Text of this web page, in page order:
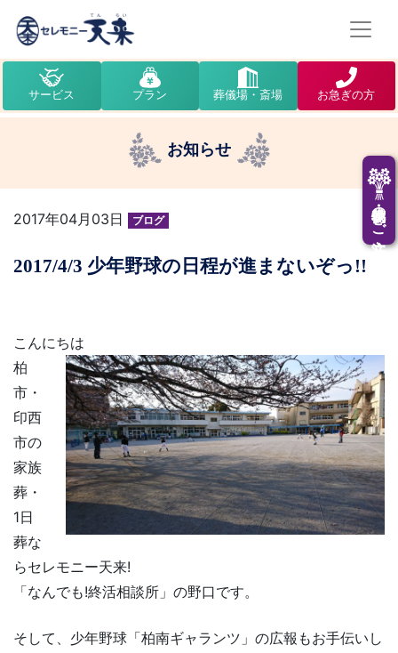
供花・供物のご注文
サービス プラン 葬儀場・斎場 お急ぎの方
お知らせ
2017年04月03日 ブログ
2017/4/3 少年野球の日程が進まないぞっ!!
こんにちは
柏
市・
印西
市の
家族
葬・
1日
葬な
らセレモニー天来!
「なんでも!終活相談所」の野口です。
そして、少年野球「柏南ギャランツ」の広報もお手伝いし